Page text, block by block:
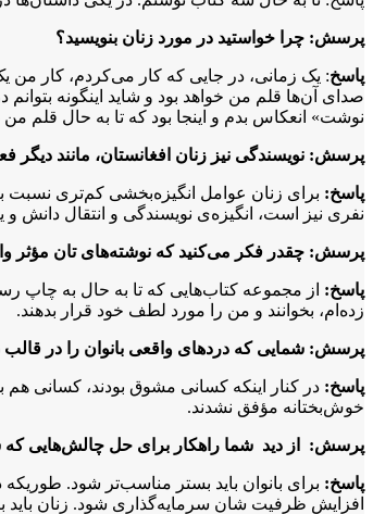
پرسش: چرا خواستید در مورد زنان بنویسید؟
پاسخ: یک زمانی، در جایی که کار می‌کردم، کار من
صدای آن‌ها قلم من خواهد بود و شاید اینگونه
نوشت» انعکاس بدم و اینجا بود که تا به حال
پرسش: نویسندگی نیز زنان افغانستان، مانند دیگر
پاسخ: برای زنان عوامل انگیزه‌بخشی کم‌تری نسبت
نفری نیز است، انگیزه‌ی نویسندگی و انتقال دانش و
پرسش: چقدر فکر می‌کنید که نوشته‌های تان مؤثر
پاسخ: از مجموعه کتاب‌هایی که تا به حال به چاپ
زده‌ام، بخوانند و من را مورد لطف خود قرار بدهند.
پرسش: شمایی که دردهای واقعی بانوان را در
پاسخ: در کنار اینکه کسانی مشوق بودند، کسانی هم
خوش‌بختانه مؤفق نشدند.
پرسش: از دید شما راهکار برای حل چالش‌هایی که
پاسخ: برای بانوان باید بستر مناسب‌تر شود. طوریکه
افزایش ظرفیت شان سرمایه‌گذاری شود. زنان